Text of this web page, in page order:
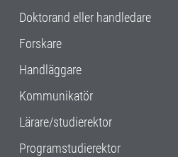
Doktorand eller handledare
Forskare
Handläggare
Kommunikatör
Lärare/studierektor
Programstudierektor